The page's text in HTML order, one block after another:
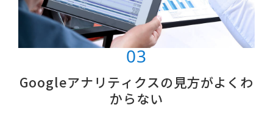
Googleアナリティクスの見方がよくわ
からない